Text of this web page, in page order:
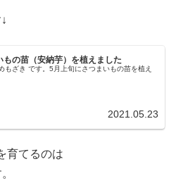
もの苗（安納芋）を植えました
もざき です。5月上旬にさつまいもの苗を植え
2021.05.23
育てるのは